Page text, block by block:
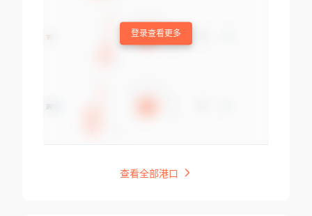
登录查看更多
查看全部港口